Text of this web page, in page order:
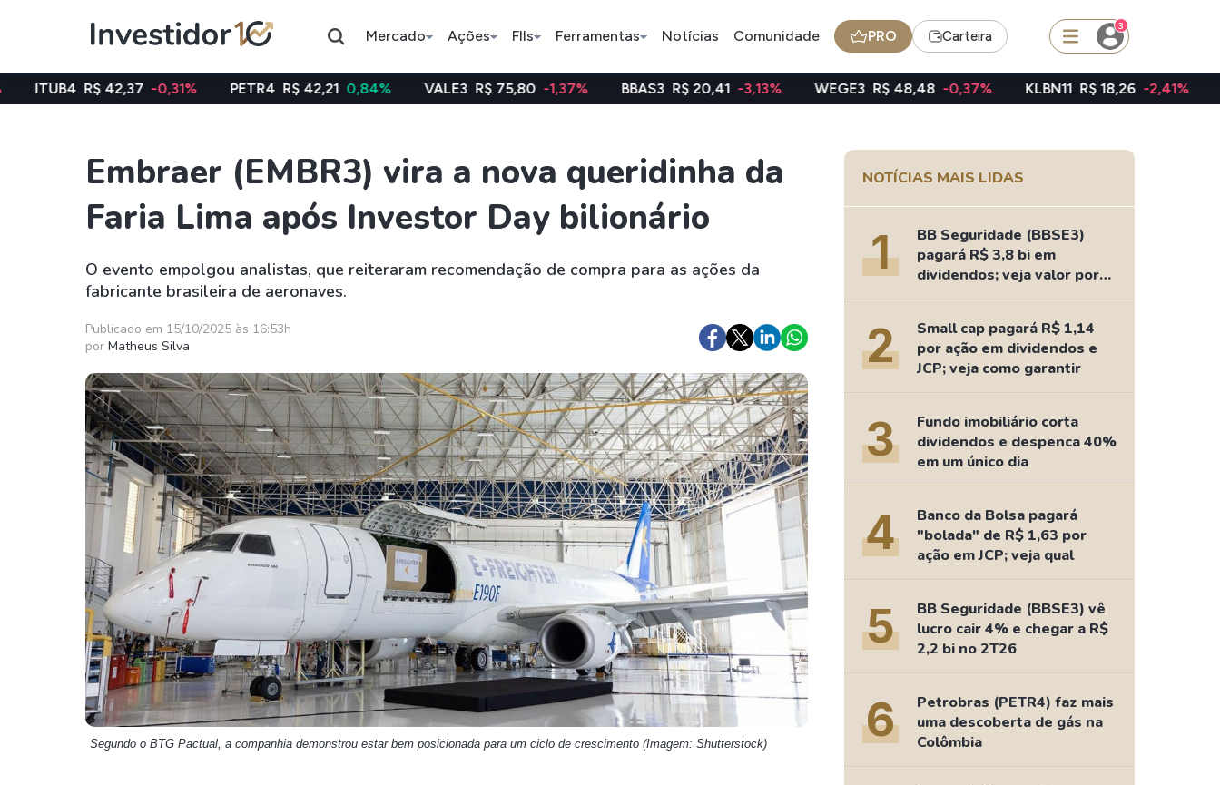
Mercado Ações FIIs Ferramentas Notícias Comunidade PRO Carteira
3
Assuntos do momento
Índice
Ibovespa
Índice
Selic
Índice
Bradesco
Ação
Petrobras TRXF11
Ações
Taesa
Itausa
Ambev
Weg
Klabin
Petrobrás
Ver todos
FIIs
XPML11
HGLG11
XPLG11
KNRI11
KNCR11
Ver todos
SMAL11
HASH11
GOLD11
XINA11
Ver todos
Amazon
Google
Meta
Coca-Cola
Ver todos
Criptomoedas
Bitcoin
Ethereum
Binance Coin - BNB
Dogecoin
Solana
Cardano
Ver todos
Ideias
Agenda de Dividendos
Radar do Dividendo Inteligente
As Ações Mais Buscadas
Guia do Iniciante
42,37 -0,31% PETR4 R$ 42,21 0,84% VALE3 R$ 75,80 -1,37% BBAS3 R$ 20,41 -3,13% WEGE3 R$ 48,48 -0,37% KLBN11 R$ 18,26 -2,41% TAEE11 R$
Embraer (EMBR3) vira a nova queridinha da
Faria Lima após Investor Day bilionário
O evento empolgou analistas, que reiteraram recomendação de compra para as ações da
fabricante brasileira de aeronaves.
Publicado em 15/10/2025 às 16:53h
por Matheus Silva
Segundo o BTG Pactual, a companhia demonstrou estar bem posicionada para um ciclo de crescimento (Imagem: Shutterstock)
NOTÍCIAS MAIS LIDAS
1
BB Seguridade (BBSE3)
pagará R$ 3,8 bi em
dividendos; veja valor por
ação
2
Small cap pagará R$ 1,14
por ação em dividendos e
JCP; veja como garantir
3
Fundo imobiliário corta
dividendos e despenca 40%
em um único dia
4
Banco da Bolsa pagará
"bolada" de R$ 1,63 por
ação em JCP; veja qual
5
BB Seguridade (BBSE3) vê
lucro cair 4% e chegar a R$
2,2 bi no 2T26
6
Petrobras (PETR4) faz mais
uma descoberta de gás na
Colômbia